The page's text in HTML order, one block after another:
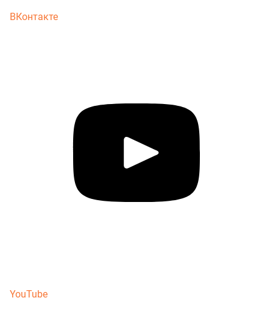
ВКонтакте
YouTube